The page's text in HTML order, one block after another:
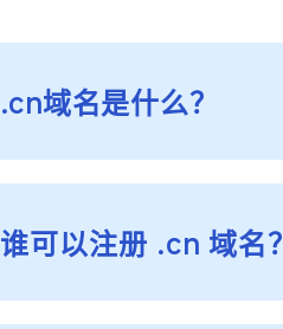
.cn域名是什么？
谁可以注册 .cn 域名？